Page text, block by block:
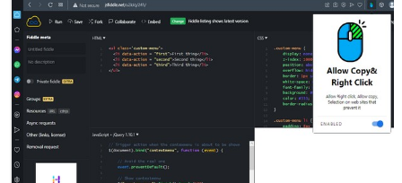
tus
datos
en
todos
los
sitios
Web.
Esta
extensión
puede
acceder